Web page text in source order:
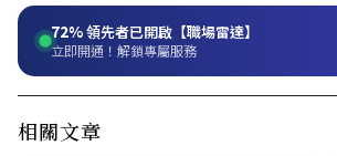
72%領先者已開啟【職場雷達】
立即開通！解鎖專屬服務
相關文章